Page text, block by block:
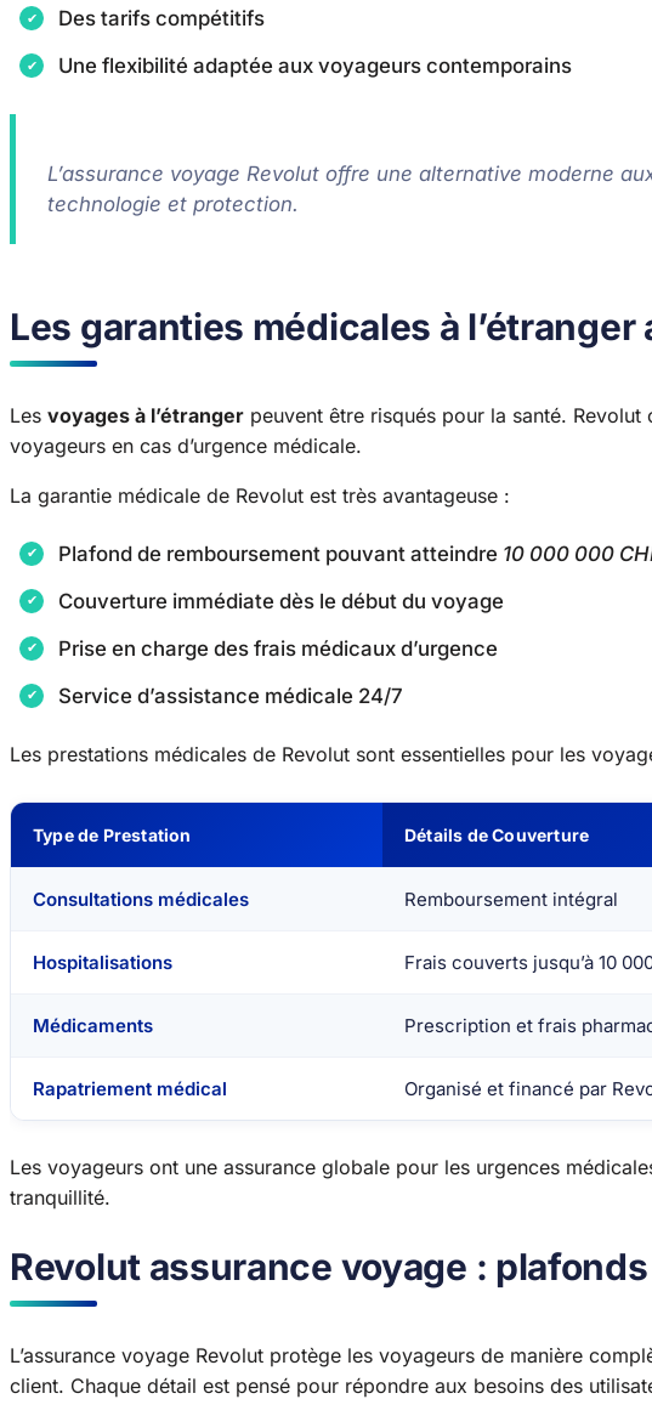
Des tarifs compétitifs
Une flexibilité adaptée aux voyageurs contemporains
L’assurance voyage Revolut offre une alternative moderne
technologie et protection.
Les garanties médicales à l’étranger
Les voyages à l’étranger peuvent être risqués pour la santé.
voyageurs en cas d’urgence médicale.
La garantie médicale de Revolut est très avantageuse :
Plafond de remboursement pouvant atteindre 10 000 000
Couverture immédiate dès le début du voyage
Prise en charge des frais médicaux d’urgence
Service d’assistance médicale 24/7
Les prestations médicales de Revolut sont essentielles pour les
Type de Prestation Détails de Couverture
Consultations médicales Remboursement intégral
Hospitalisations Frais couverts jusqu’à 10
Médicaments Prescription et frais
Rapatriement médical Organisé et financé par
Les voyageurs ont une assurance globale pour les urgences
tranquillité.
Revolut assurance voyage :
L’assurance voyage Revolut protège les voyageurs de manière
client. Chaque détail est pensé pour répondre aux besoins des